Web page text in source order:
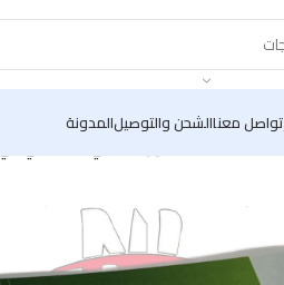
تواصل معناالشحن والتوصيلالمدونة